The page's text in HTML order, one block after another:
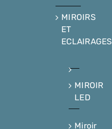
MIROIRS
ET
ECLAIRAGES
MIROIR
LED
Miroir